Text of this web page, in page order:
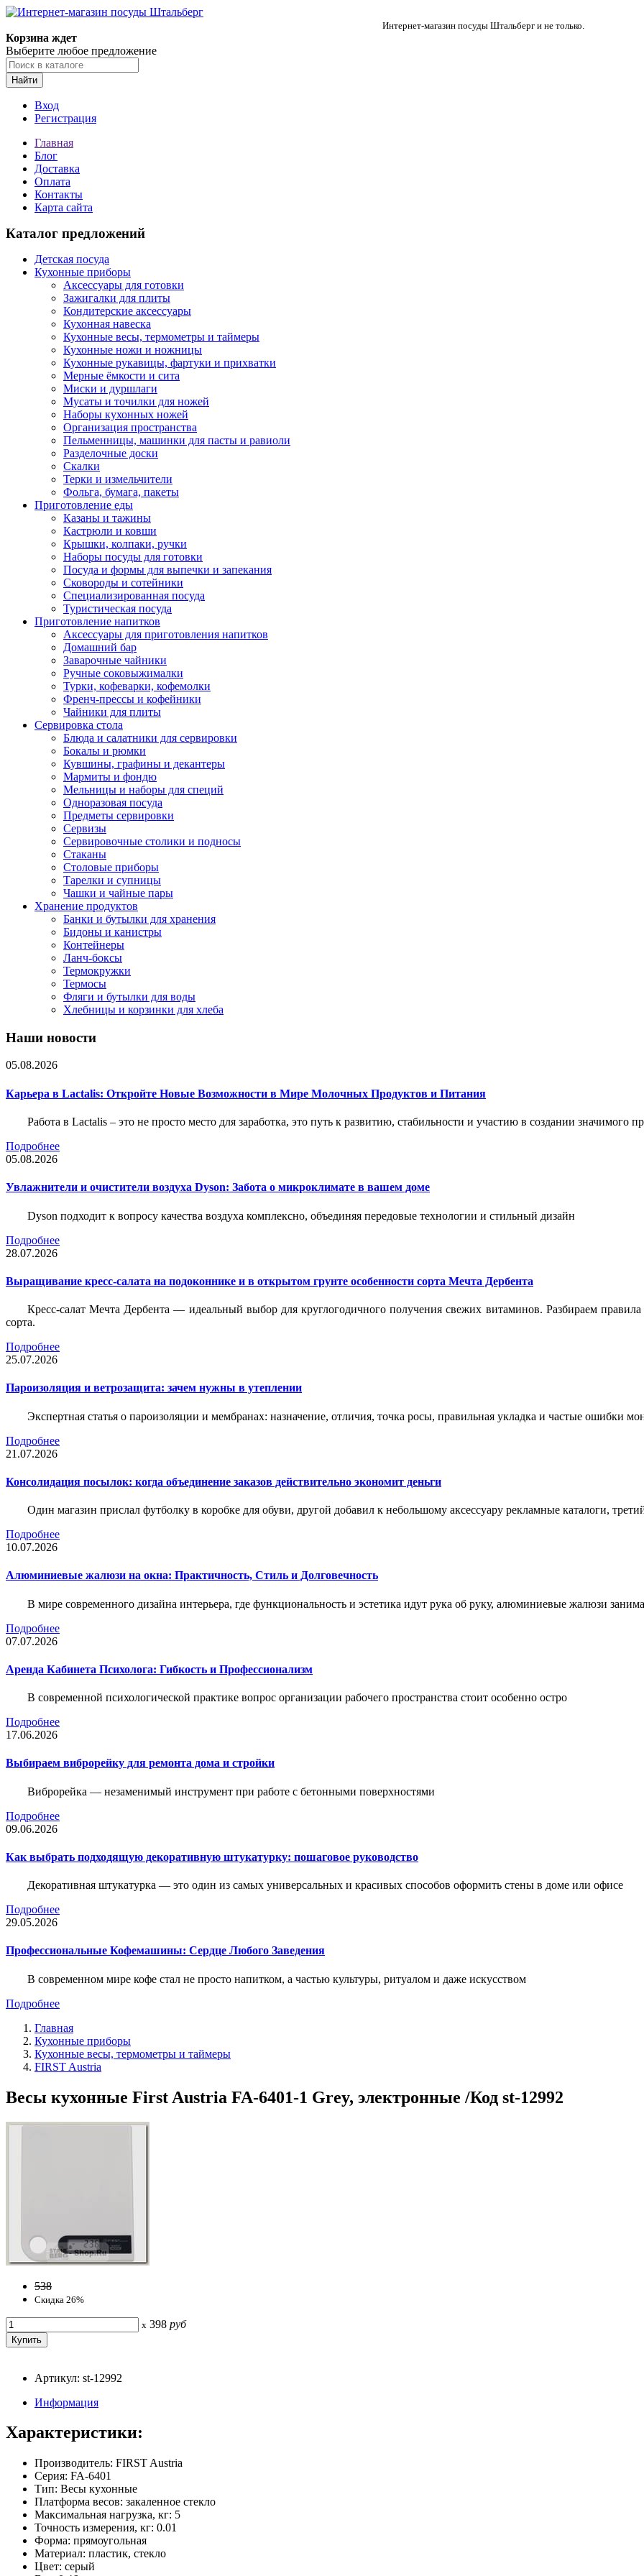
Интернет-магазин посуды Штальберг и не только.
Корзина ждет
Выберите любое предложение
Найти
Вход
Регистрация
Главная
Блог
Доставка
Оплата
Контакты
Карта сайта
Каталог предложений
Детская посуда
Кухонные приборы
Аксессуары для готовки
Зажигалки для плиты
Кондитерские аксессуары
Кухонная навеска
Кухонные весы, термометры и таймеры
Кухонные ножи и ножницы
Кухонные рукавицы, фартуки и прихватки
Мерные ёмкости и сита
Миски и дуршлаги
Мусаты и точилки для ножей
Наборы кухонных ножей
Организация пространства
Пельменницы, машинки для пасты и равиоли
Разделочные доски
Скалки
Терки и измельчители
Фольга, бумага, пакеты
Приготовление еды
Казаны и тажины
Кастрюли и ковши
Крышки, колпаки, ручки
Наборы посуды для готовки
Посуда и формы для выпечки и запекания
Сковороды и сотейники
Специализированная посуда
Туристическая посуда
Приготовление напитков
Аксессуары для приготовления напитков
Домашний бар
Заварочные чайники
Ручные соковыжималки
Турки, кофеварки, кофемолки
Френч-прессы и кофейники
Чайники для плиты
Сервировка стола
Блюда и салатники для сервировки
Бокалы и рюмки
Кувшины, графины и декантеры
Мармиты и фондю
Мельницы и наборы для специй
Одноразовая посуда
Предметы сервировки
Сервизы
Сервировочные столики и подносы
Стаканы
Столовые приборы
Тарелки и супницы
Чашки и чайные пары
Хранение продуктов
Банки и бутылки для хранения
Бидоны и канистры
Контейнеры
Ланч-боксы
Термокружки
Термосы
Фляги и бутылки для воды
Хлебницы и корзинки для хлеба
Наши новости
05.08.2026
Карьера в Lactalis: Откройте Новые Возможности в Мире Молочных Продуктов и Питания
Работа в Lactalis – это не просто место для заработка, это путь к развитию, стабильности и участию в создании значимого
Подробнее
05.08.2026
Увлажнители и очистители воздуха Dyson: Забота о микроклимате в вашем доме
Dyson подходит к вопросу качества воздуха комплексно, объединяя передовые технологии и стильный дизайн
Подробнее
28.07.2026
Выращивание кресс-салата на подоконнике и в открытом грунте особенности сорта Мечта Дербента
Кресс-салат Мечта Дербента — идеальный выбор для круглогодичного получения свежих витаминов. Разбираем
сорта.
Подробнее
25.07.2026
Пароизоляция и ветрозащита: зачем нужны в утеплении
Экспертная статья о пароизоляции и мембранах: назначение, отличия, точка росы, правильная укладка и частые ошибки
Подробнее
21.07.2026
Консолидация посылок: когда объединение заказов действительно экономит деньги
Один магазин прислал футболку в коробке для обуви, другой добавил к небольшому аксессуару рекламные каталоги,
Подробнее
10.07.2026
Алюминиевые жалюзи на окна: Практичность, Стиль и Долговечность
В мире современного дизайна интерьера, где функциональность и эстетика идут рука об руку, алюминиевые жалюзи
Подробнее
07.07.2026
Аренда Кабинета Психолога: Гибкость и Профессионализм
В современной психологической практике вопрос организации рабочего пространства стоит особенно остро
Подробнее
17.06.2026
Выбираем виброрейку для ремонта дома и стройки
Виброрейка — незаменимый инструмент при работе с бетонными поверхностями
Подробнее
09.06.2026
Как выбрать подходящую декоративную штукатурку: пошаговое руководство
Декоративная штукатурка — это один из самых универсальных и красивых способов оформить стены в доме или офисе
Подробнее
29.05.2026
Профессиональные Кофемашины: Сердце Любого Заведения
В современном мире кофе стал не просто напитком, а частью культуры, ритуалом и даже искусством
Подробнее
Главная
Кухонные приборы
Кухонные весы, термометры и таймеры
FIRST Austria
Весы кухонные First Austria FA-6401-1 Grey, электронные /Код st-12992
538
Скидка 26%
x 398 руб
Артикул: st-12992
Информация
Характеристики:
Производитель: FIRST Austria
Серия: FA-6401
Тип: Весы кухонные
Платформа весов: закаленное стекло
Максимальная нагрузка, кг: 5
Точность измерения, кг: 0.01
Форма: прямоугольная
Материал: пластик, стекло
Цвет: серый